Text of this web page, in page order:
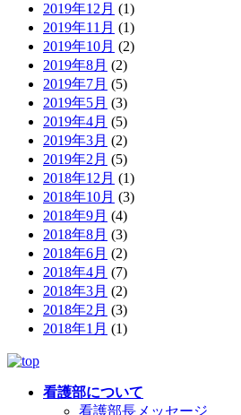
2019年12月 (1)
2019年11月 (1)
2019年10月 (2)
2019年8月 (2)
2019年7月 (5)
2019年5月 (3)
2019年4月 (5)
2019年3月 (2)
2019年2月 (5)
2018年12月 (1)
2018年10月 (3)
2018年9月 (4)
2018年8月 (3)
2018年6月 (2)
2018年4月 (7)
2018年3月 (2)
2018年2月 (3)
2018年1月 (1)
看護部について
看護部長メッセージ